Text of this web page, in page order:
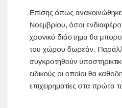
Επίσης όπως ανακοινώθηκε
Νοεμβρίου, όσοι
χρονικό διάστημα θα
του χώρου δωρεάν.
συγκροτηθούν
ειδικούς οι οποίοι θα
επιχειρηματίες στα πρώτα